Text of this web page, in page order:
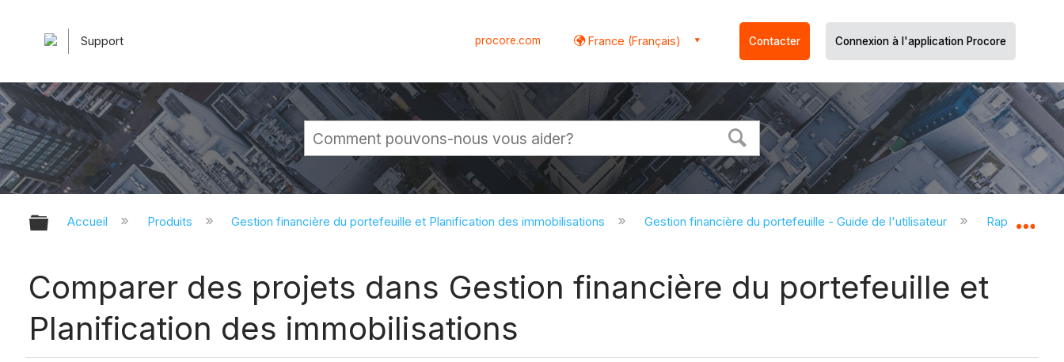
Support procore.com France (Français) Contacter Connexion à l'application Procore
Développer/réduire la hiérarchie globale
Accueil Produits Gestion financière du portefeuille et Planification des immobilisations Gestion financière du portefeuille - Guide de l'utilisateur Rapports
Comparer des projets dans Gestion financière du portefeuille et
Planification des immobilisations